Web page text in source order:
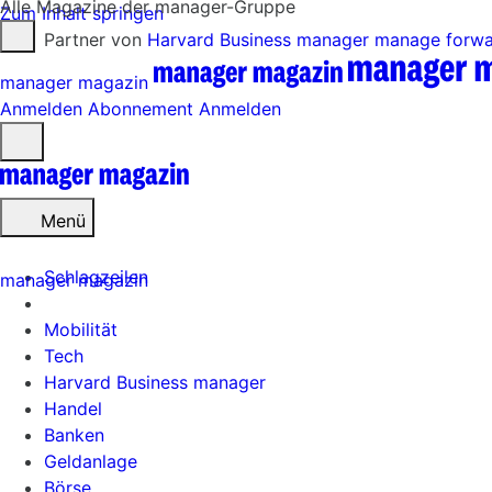
Zum Inhalt springen
Partner von Harvard Business manager manage
manager magazin
Anmelden Abonnement Anmelden
öffnen
Menü
Schlagzeilen
Mobilität
Tech
Harvard Business manager
Handel
Banken
Geldanlage
Börse
Alle Magazine der manager-Gruppe
manager magazin